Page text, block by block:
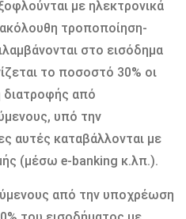
με ηλεκτρονικά
τροποποίηση-
στο εισόδημα
το ποσοστό 30% οι
διατροφής από
υπό την
αυτές καταβάλλονται με
(μέσω e-banking κ.λπ.).
από την υποχρέωση